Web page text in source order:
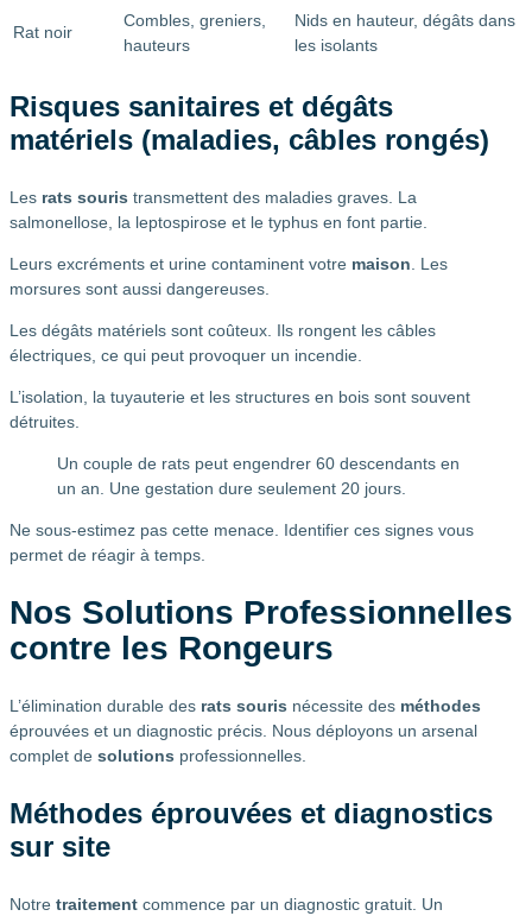
Rat noir
Combles, greniers,
hauteurs
Nids en hauteur, dégâts dans
les isolants
Risques sanitaires et dégâts
matériels (maladies, câbles rongés)
Les rats souris transmettent des maladies graves. La
salmonellose, la leptospirose et le typhus en font partie.
Leurs excréments et urine contaminent votre maison . Les
morsures sont aussi dangereuses.
Les dégâts matériels sont coûteux. Ils rongent les câbles
électriques, ce qui peut provoquer un incendie.
L’isolation, la tuyauterie et les structures en bois sont souvent
détruites.
Un couple de rats peut engendrer 60 descendants en
un an. Une gestation dure seulement 20 jours.
Ne sous-estimez pas cette menace. Identifier ces signes vous
permet de réagir à temps.
Nos Solutions Professionnelles
contre les Rongeurs
L’élimination durable des rats souris nécessite des méthodes
éprouvées et un diagnostic précis. Nous déployons un arsenal
complet de solutions professionnelles.
Méthodes éprouvées et diagnostics
sur site
Notre traitement commence par un diagnostic gratuit. Un